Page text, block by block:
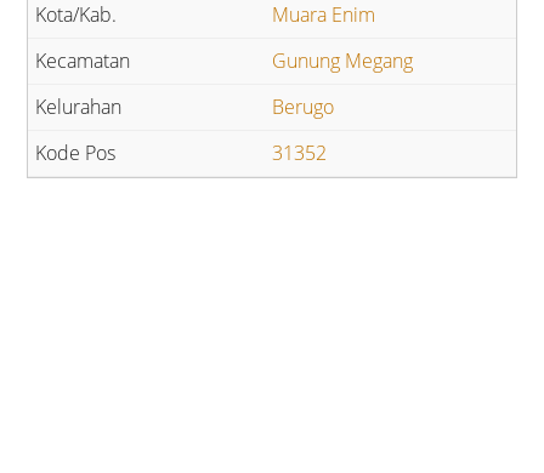
Muara Enim
Gunung Megang
Berugo
31352